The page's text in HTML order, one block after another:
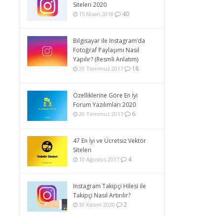
Siteleri 2020
15 Nisan 2018 40
Bilgisayar ile Instagram’da
Fotoğraf Paylaşımı Nasıl
Yapılır? (Resmli Anlatım)
29 Temmuz 2017 18
Özelliklerine Göre En İyi
Forum Yazılımları 2020
20 Temmuz 2017 6
47 En İyi ve Ücretsiz Vektör
Siteleri
10 Ağustos 2017 4
Instagram Takipçi Hilesi ile
Takipçi Nasıl Artırılır?
30 Kasım 2020 2